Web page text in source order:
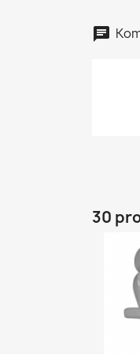
30